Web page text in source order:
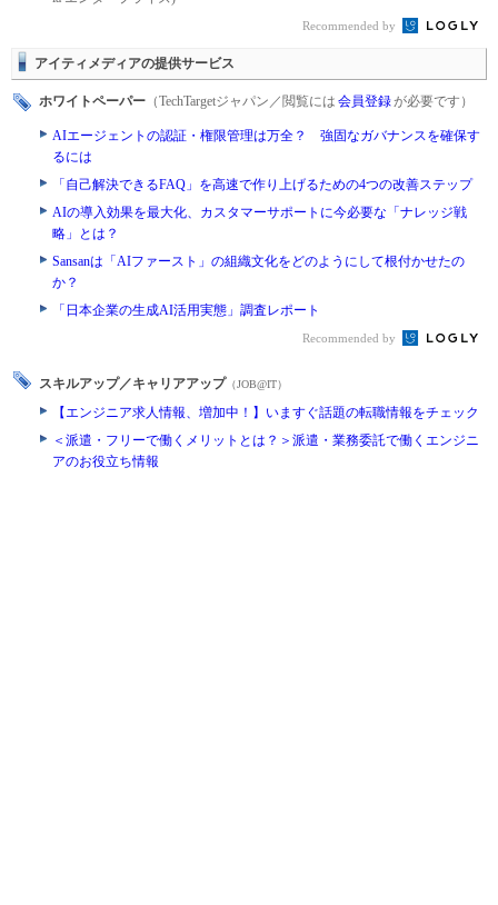
Recommended by
アイティメディアの提供サービス
ホワイトペーパー （TechTargetジャパン／閲覧には 会員登録が必要です）
AIエージェントの認証・権限管理は万全？ 強固なガバナンスを確保す
るには
「自己解決できるFAQ」を高速で作り上げるための4つの改善ステップ
AIの導入効果を最大化、カスタマーサポートに今必要な「ナレッジ戦
略」とは？
Sansanは「AIファースト」の組織文化をどのようにして根付かせたの
か？
「日本企業の生成AI活用実態」調査レポート
Recommended by
スキルアップ／キャリアアップ （JOB@IT）
【エンジニア求人情報、増加中！】いますぐ話題の転職情報をチェック
＜派遣・フリーで働くメリットとは？＞派遣・業務委託で働くエンジニ
アのお役立ち情報